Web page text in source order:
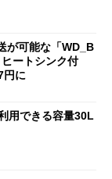
が可能な「WD_B
ートシンク付
円に
用できる容量30L